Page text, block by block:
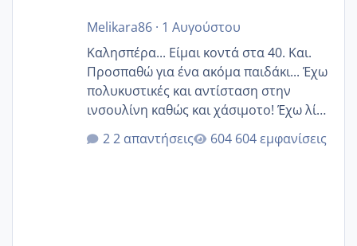
Melikara86· 1 Αυγούστου
Καλησπέρα... Είμαι κοντά στα 40. Και.
Προσπαθώ για ένα ακόμα παιδάκι... Έχω
πολυκυστικές και αντίσταση στην
ινσουλίνη καθώς και χάσιμοτο! Έχω λίγα
κιλά παραπάνω και όσο κ αν προσπαθώ
δεν χάνω εύκολα! Προσπαθώ για ακόμη
2 απαντήσεις 604 εμφανίσεις